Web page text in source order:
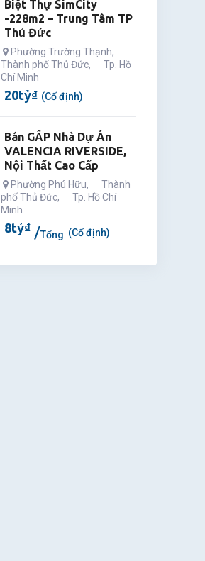
Biệt Thự SimCity
-228m2 – Trung Tâm TP
Thủ Đức
Phường Trường Thạnh,
Thành phố Thủ Đức,
Tp. Hồ
Chí Minh
20tỷ₫ (Cố định)
Bán GẤP Nhà Dự Án
VALENCIA RIVERSIDE,
Nội Thất Cao Cấp
Phường Phú Hữu,
Thành
phố Thủ Đức,
Tp. Hồ Chí
Minh
8tỷ₫ Tổng (Cố định)